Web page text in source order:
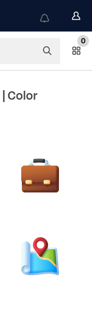
0
| Color